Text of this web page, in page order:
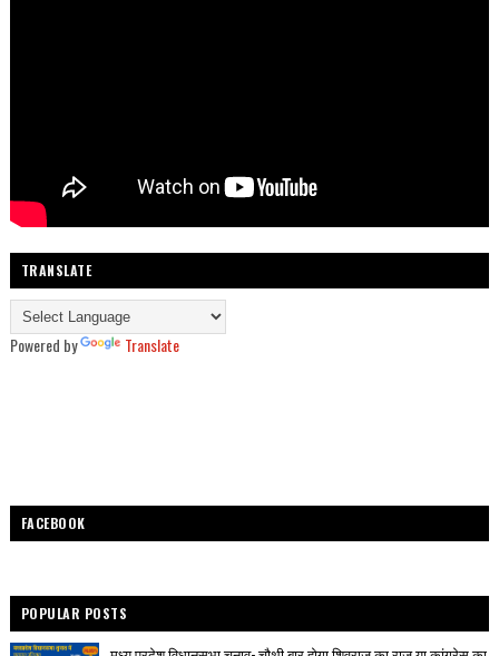
TRANSLATE
Powered by Translate
FACEBOOK
POPULAR POSTS